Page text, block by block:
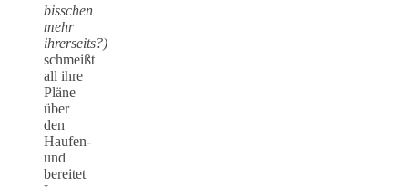
bisschen
mehr
ihrerseits?)
schmeißt
all ihre
Pläne
über
den
Haufen-
und
bereitet